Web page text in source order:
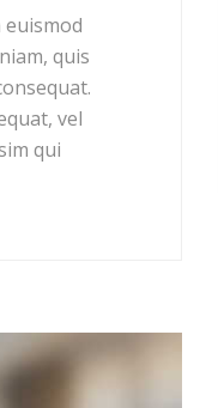
quis
vel
qui